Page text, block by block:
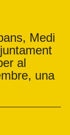
Medi
al
una